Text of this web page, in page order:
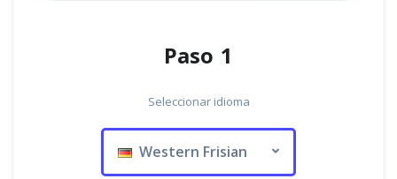
Paso 1
Seleccionar idioma
Western Frisian